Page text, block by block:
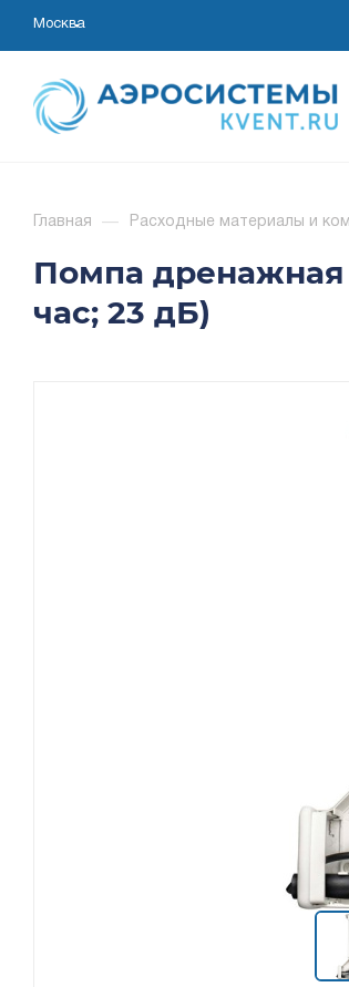
Москва
Главная — Расходные материалы и
Помпа дренажная
час; 23 дБ)